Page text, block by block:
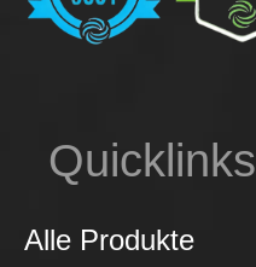
Quicklinks
Alle Produkte